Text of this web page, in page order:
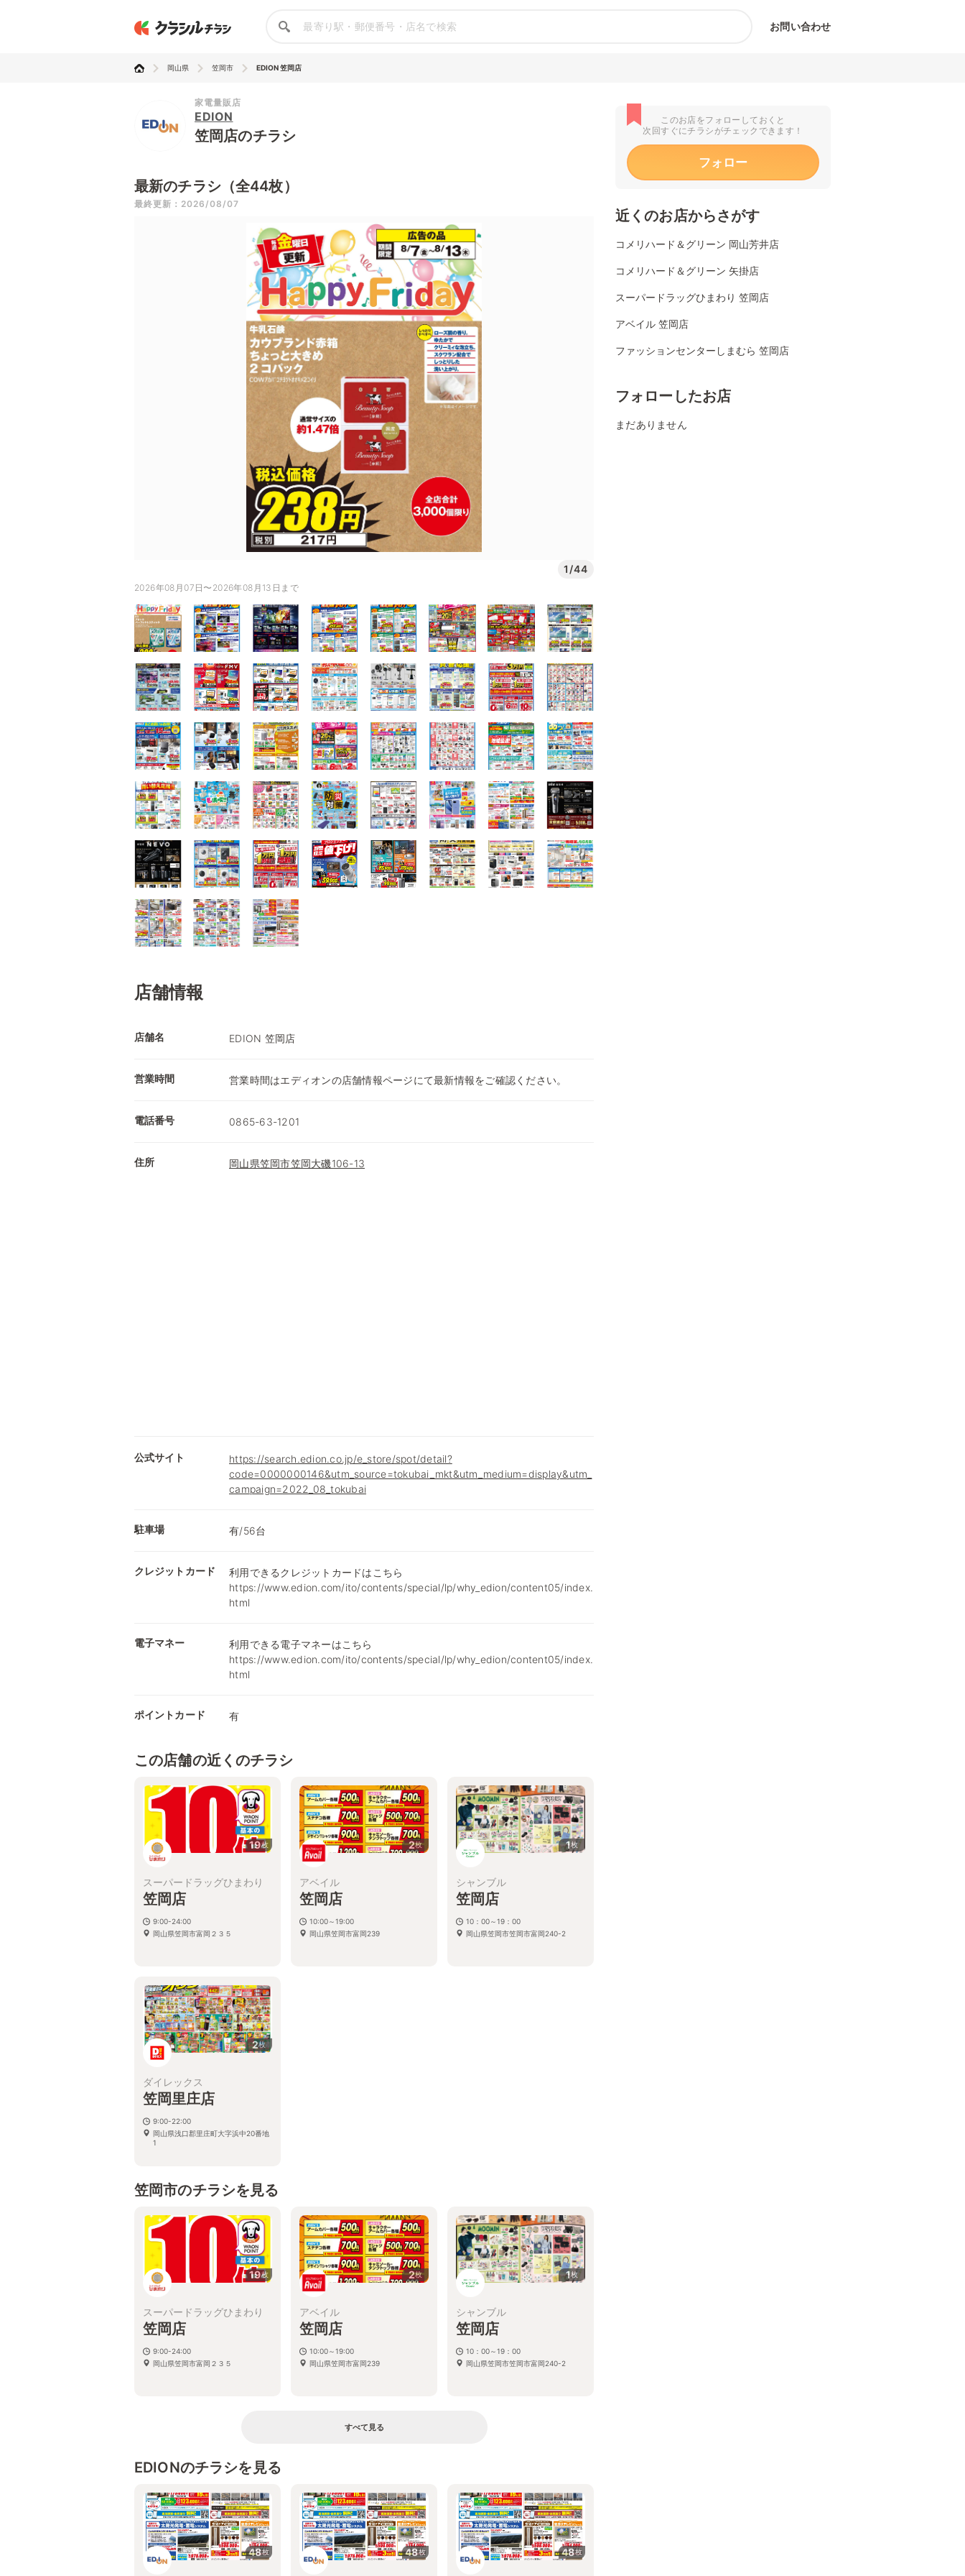
お問い合わせ
岡山県 笠岡市 EDION 笠岡店
家電量販店
EDION
笠岡店のチラシ
最新のチラシ（全44枚）
最終更新：2026/08/07
1/44
2026年08月07日〜2026年08月13日まで
店舗情報
店舗名 EDION 笠岡店
営業時間 営業時間はエディオンの店舗情報ページにて最新情報をご確認ください。
電話番号 0865-63-1201
住所 岡山県笠岡市笠岡大磯106-13
公式サイト
https://search.edion.co.jp/e_store/spot/detail?
code=0000000146&utm_source=tokubai_mkt&utm_medium=display&utm_
campaign=2022_08_tokubai
駐車場 有/56台
クレジットカード
利用できるクレジットカードはこちら
https://www.edion.com/ito/contents/special/lp/why_edion/content05/index.
html
電子マネー
利用できる電子マネーはこちら
https://www.edion.com/ito/contents/special/lp/why_edion/content05/index.
html
ポイントカード 有
この店舗の近くのチラシ
19枚
スーパードラッグひまわり
笠岡店
9:00-24:00
岡山県笠岡市富岡２３５
2枚
アベイル
笠岡店
10:00～19:00
岡山県笠岡市富岡239
1枚
シャンブル
笠岡店
10：00～19：00
岡山県笠岡市笠岡市富岡240-2
2枚
ダイレックス
笠岡里庄店
9:00-22:00
岡山県浅口郡里庄町大字浜中20番地
1
笠岡市のチラシを見る
19枚
スーパードラッグひまわり
笠岡店
9:00-24:00
岡山県笠岡市富岡２３５
2枚
アベイル
笠岡店
10:00～19:00
岡山県笠岡市富岡239
1枚
シャンブル
笠岡店
10：00～19：00
岡山県笠岡市笠岡市富岡240-2
すべて見る
EDIONのチラシを見る
48枚 48枚 48枚
このお店をフォローしておくと
次回すぐにチラシがチェックできます！
フォロー
近くのお店からさがす
コメリハード＆グリーン 岡山芳井店
コメリハード＆グリーン 矢掛店
スーパードラッグひまわり 笠岡店
アベイル 笠岡店
ファッションセンターしまむら 笠岡店
フォローしたお店
まだありません